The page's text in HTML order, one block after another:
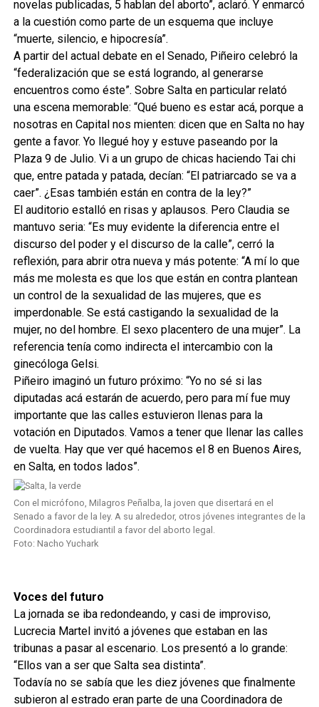
novelas publicadas, 5 hablan del aborto”, aclaró. Y enmarcó
a la cuestión como parte de un esquema que incluye
“muerte, silencio, e hipocresía”.
A partir del actual debate en el Senado, Piñeiro celebró la
“federalización que se está logrando, al generarse
encuentros como éste”. Sobre Salta en particular relató
una escena memorable: “Qué bueno es estar acá, porque a
nosotras en Capital nos mienten: dicen que en Salta no hay
gente a favor. Yo llegué hoy y estuve paseando por la
Plaza 9 de Julio. Vi a un grupo de chicas haciendo Tai chi
que, entre patada y patada, decían: “El patriarcado se va a
caer”. ¿Esas también están en contra de la ley?”
El auditorio estalló en risas y aplausos. Pero Claudia se
mantuvo seria: “Es muy evidente la diferencia entre el
discurso del poder y el discurso de la calle”, cerró la
reflexión, para abrir otra nueva y más potente: “A mí lo que
más me molesta es que los que están en contra plantean
un control de la sexualidad de las mujeres, que es
imperdonable. Se está castigando la sexualidad de la
mujer, no del hombre. El sexo placentero de una mujer”. La
referencia tenía como indirecta el intercambio con la
ginecóloga Gelsi.
Piñeiro imaginó un futuro próximo: “Yo no sé si las
diputadas acá estarán de acuerdo, pero para mí fue muy
importante que las calles estuvieron llenas para la
votación en Diputados. Vamos a tener que llenar las calles
de vuelta. Hay que ver qué hacemos el 8 en Buenos Aires,
en Salta, en todos lados”.
Con el micrófono, Milagros Peñalba, la joven que disertará en el
Senado a favor de la ley. A su alrededor, otros jóvenes integrantes de la
Coordinadora estudiantil a favor del aborto legal.
Foto: Nacho Yuchark
Voces del futuro
La jornada se iba redondeando, y casi de improviso,
Lucrecia Martel invitó a jóvenes que estaban en las
tribunas a pasar al escenario. Los presentó a lo grande:
“Ellos van a ser que Salta sea distinta”.
Todavía no se sabía que les diez jóvenes que finalmente
subieron al estrado eran parte de una Coordinadora de